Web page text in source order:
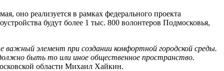
оно реализуется в рамках федерального проекта
будут более 1 тыс. 800 волонтеров Подмосковья,
важный элемент при создании комфортной городской среды.
быть то или иное общественное пространство.
области Михаил Хайкин.